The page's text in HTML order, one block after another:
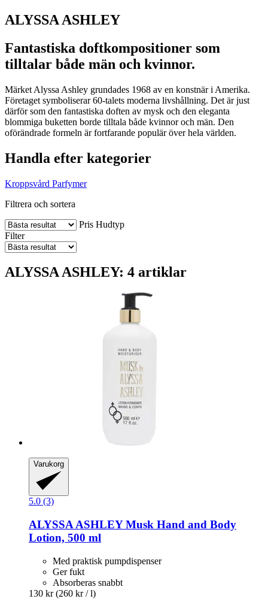
ALYSSA ASHLEY
Fantastiska doftkompositioner som
tilltalar både män och kvinnor.
Märket Alyssa Ashley grundades 1968 av en konstnär i Amerika.
Företaget symboliserar 60-talets moderna livshållning. Det är just
därför som den fantastiska doften av mysk och den eleganta
blommiga buketten borde tilltala både kvinnor och män. Den
oförändrade formeln är fortfarande populär över hela världen.
Handla efter kategorier
Kroppsvård Parfymer
Filtrera och sortera
Pris Hudtyp
Filter
ALYSSA ASHLEY: 4 artiklar
Varukorg
5.0 (3)
ALYSSA ASHLEYMusk Hand and Body
Lotion, 500 ml
Med praktisk pumpdispenser
Ger fukt
Absorberas snabbt
130 kr (260 kr / l)